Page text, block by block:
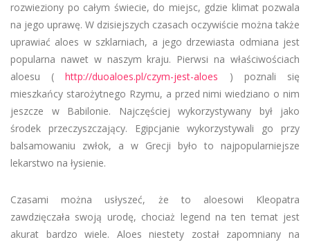
rozwieziony po całym świecie, do miejsc, gdzie klimat pozwala
na jego uprawę. W dzisiejszych czasach oczywiście można także
uprawiać aloes w szklarniach, a jego drzewiasta odmiana jest
popularna nawet w naszym kraju. Pierwsi na właściwościach
aloesu (http://duoaloes.pl/czym-jest-aloes ) poznali się
mieszkańcy starożytnego Rzymu, a przed nimi wiedziano o nim
jeszcze w Babilonie. Najczęściej wykorzystywany był jako
środek przeczyszczający. Egipcjanie wykorzystywali go przy
balsamowaniu zwłok, a w Grecji było to najpopularniejsze
lekarstwo na łysienie.
Czasami można usłyszeć, że to aloesowi Kleopatra
zawdzięczała swoją urodę, chociaż legend na ten temat jest
akurat bardzo wiele. Aloes niestety został zapomniany na